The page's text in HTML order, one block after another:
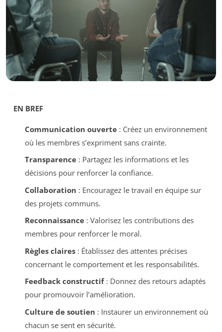
EN BREF
Communication ouverte: Créez un environnement
où les membres s’expriment sans crainte.
Transparence: Partagez les informations et les
décisions pour renforcer la confiance.
Collaboration : Encouragez le travail en équipe sur
des projets communs.
Reconnaissance: Valorisez les contributions des
membres pour renforcer le moral.
Règles claires: Établissez des attentes précises
concernant le comportement et les responsabilités.
Feedback constructif: Donnez des retours adaptés
pour promouvoir l’amélioration.
Culture de soutien : Instaurer un environnement où
chacun se sent en sécurité.